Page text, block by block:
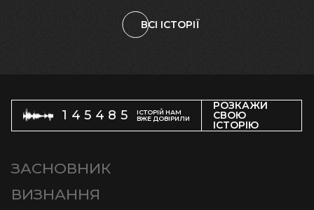
ВСІ ІСТОРІЇ
145485
ІСТОРІЙ НАМ
ВЖЕ ДОВІРИЛИ
РОЗКАЖИ
СВОЮ
ІСТОРІЮ
ЗАСНОВНИК
ВИЗНАННЯ